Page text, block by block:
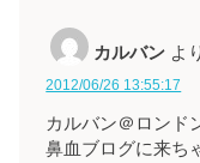
カルバン よ
2012/06/26 13:55:17
カルバン＠ロンド
鼻血ブログに来ち